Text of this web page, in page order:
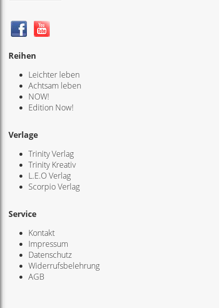
Reihen
Leichter leben
Achtsam leben
NOW!
Edition Now!
Verlage
Trinity Verlag
Trinity Kreativ
L.E.O Verlag
Scorpio Verlag
Service
Kontakt
Impressum
Datenschutz
Widerrufsbelehrung
AGB